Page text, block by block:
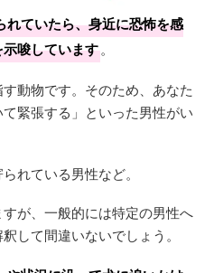
ていたら、身近に恐怖を感
唆しています。
動物です。そのため、あなた
緊張する」といった男性がい
れている男性など。
が、一般的には特定の男性へ
して間違いないでしょう。